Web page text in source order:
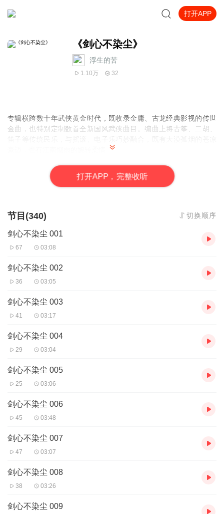
打开APP
《剑心不染尘》
浮生的苦
1.10万 32
专辑横跨数十年武侠黄金时代，既收录金庸、古龙经典影视的传世
金曲，也特别定制数首全新国风武侠曲目。编曲上将古筝、二胡、
豪迈，也有江南烟雨的婉转柔情。
更添侠客念白、刀光剑影环境音，搭配全景声制作，让你闭眼即入
打开APP，完整收听
节目(340) 切换顺序
剑心不染尘 001
67 03:08
剑心不染尘 002
36 03:05
剑心不染尘 003
41 03:17
剑心不染尘 004
29 03:04
剑心不染尘 005
25 03:06
剑心不染尘 006
45 03:48
剑心不染尘 007
47 03:07
剑心不染尘 008
38 03:26
剑心不染尘 009